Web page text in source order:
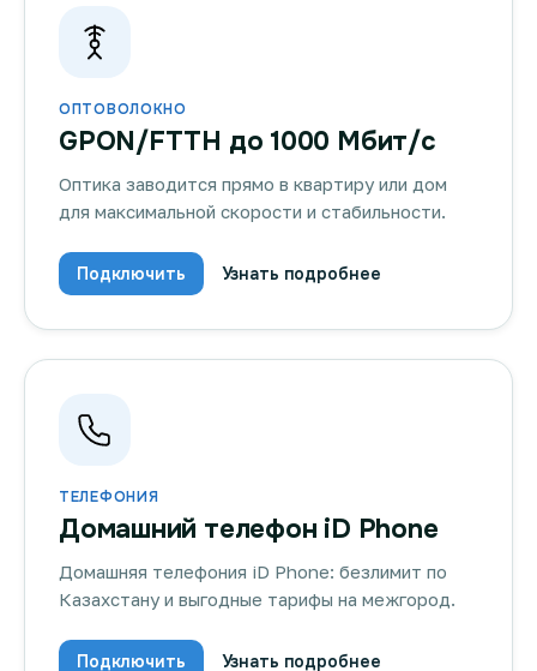
ОПТОВОЛОКНО
GPON/FTTH до 1000 Мбит/с
Оптика заводится прямо в квартиру или дом
для максимальной скорости и стабильности.
Подключить Узнать подробнее
ТЕЛЕФОНИЯ
Домашний телефон iD Phone
Домашняя телефония iD Phone: безлимит по
Казахстану и выгодные тарифы на межгород.
Подключить Узнать подробнее